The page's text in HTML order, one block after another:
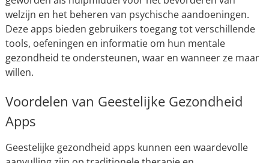
welzijn en het beheren van psychische aandoeningen.
Deze apps bieden gebruikers toegang tot verschillende
tools, oefeningen en informatie om hun mentale
gezondheid te ondersteunen, waar en wanneer ze maar
willen.
Voordelen van Geestelijke Gezondheid
Apps
Geestelijke gezondheid apps kunnen een waardevolle